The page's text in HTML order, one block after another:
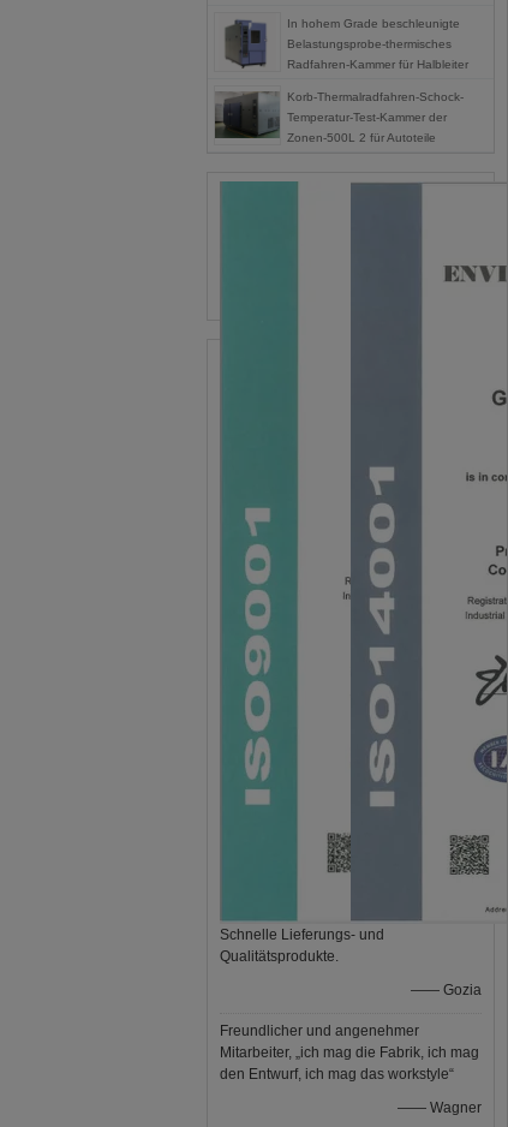
In hohem Grade beschleunigte
Belastungsprobe-thermisches
Radfahren-Kammer für Halbleiter
Korb-Thermalradfahren-Schock-
Temperatur-Test-Kammer der
Zonen-500L 2 für Autoteile
Schnelle Lieferungs- und
Qualitätsprodukte.
—— Gozia
Freundlicher und angenehmer
Mitarbeiter, „ich mag die Fabrik, ich mag
den Entwurf, ich mag das workstyle“
—— Wagner